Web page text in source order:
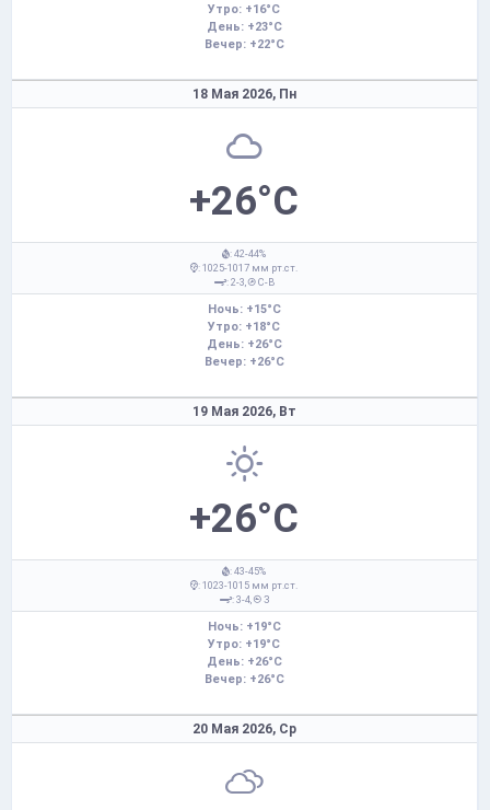
Утро: +16°C
День: +23°C
Вечер: +22°C
18 Мая 2026, Пн
+26°C
: 42-44%
: 1025-1017 мм рт.ст.
: 2-3,
С-В
Ночь: +15°C
Утро: +18°C
День: +26°C
Вечер: +26°C
19 Мая 2026, Вт
+26°C
: 43-45%
: 1023-1015 мм рт.ст.
: 3-4,
З
Ночь: +19°C
Утро: +19°C
День: +26°C
Вечер: +26°C
20 Мая 2026, Ср